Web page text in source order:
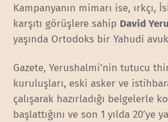
Kampanyanın mimarı ise, ırkçı,
karşıtı görüşlere sahip David
yaşında Ortodoks bir Yahudi
Gazete, Yerushalmi’nin tutucu
kuruluşları, eski asker ve
çalışarak hazırladığı belgelerle
başlattığını ve son 1 yılda 20’ye